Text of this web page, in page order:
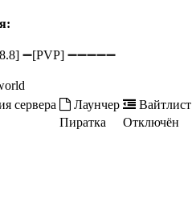
➖[PVP] ➖➖➖➖➖
сервера Лаунчер Вайтлист
Пиратка Отключён